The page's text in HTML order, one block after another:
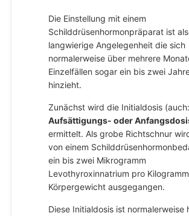
Die Einstellung mit einem
Schilddrüsenhormonpräparat ist
langwierige Angelegenheit die sich
normalerweise über mehrere
Einzelfällen sogar ein bis zwei
hinzieht.
Zunächst wird die Initialdosis (auch:
Aufsättigungs- oder
ermittelt. Als grobe Richtschnur
von einem
ein bis zwei Mikrogramm
Levothyroxinnatrium pro Kilogramm
Körpergewicht ausgegangen.
Diese Initialdosis ist normalerweise